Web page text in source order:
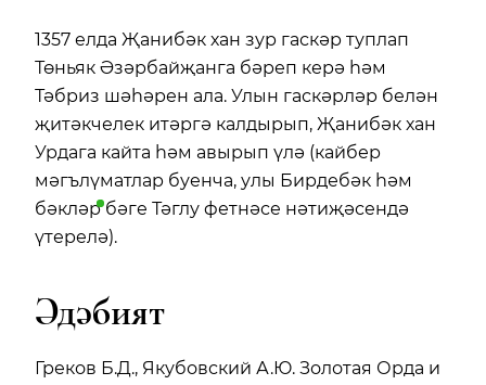
1357 елда Җанибәк хан зур гаскәр туплап
Төньяк Әзәрбайҗанга бәреп керә һәм
Тәбриз шәһәрен ала. Улын гаскәрләр белән
җитәкчелек итәргә калдырып, Җанибәк хан
Урдага кайта һәм авырып үлә (кайбер
мәгълүматлар буенча, улы Бирдебәк һәм
бәкләрбәге Тәглу фетнәсе нәтиҗәсендә
үтерелә).
Әдәбият
Греков Б.Д., Якубовский А.Ю. Золотая Орда и